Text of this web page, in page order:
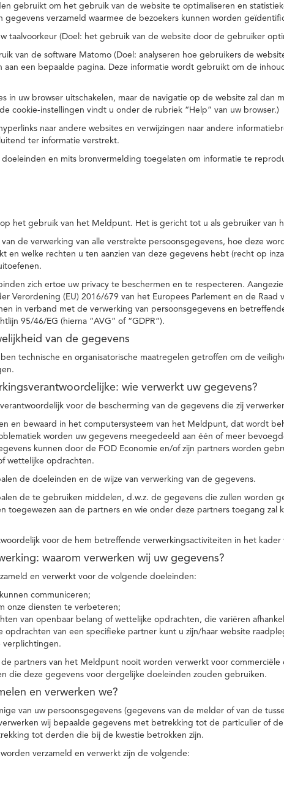
gebruikt om het gebruik van de website te optimaliseren en
gegevens verzameld waarmee de bezoekers kunnen worden
taalvoorkeur (Doel: het gebruik van de website door de gebruiker
van de software Matomo (Doel: analyseren hoe gebruikers de
aan een bepaalde pagina. Deze informatie wordt gebruikt om de
in uw browser uitschakelen, maar de navigatie op de website zal dan
cookie-instellingen vindt u onder de rubriek “Help” van uw browser.)
naar andere websites en verwijzingen naar andere
ter informatie verstrekt.
en mits bronvermelding toegelaten om informatie te
het gebruik van het Meldpunt. Het is gericht tot u als gebruiker van
de verwerking van alle verstrekte persoonsgegevens, hoe deze
en welke rechten u ten aanzien van deze gegevens hebt (recht op
zich ertoe uw privacy te beschermen en te respecteren.
Verordening (EU) 2016/679 van het Europees Parlement en de Raad
in verband met de verwerking van persoonsgegevens en
95/46/EG (hierna “AVG” of “GDPR”).
van de gegevens
technische en organisatorische maatregelen getroffen om de
wie verwerkt uw gegevens?
voor de bescherming van de gegevens die zij
en bewaard in het computersysteem van het Meldpunt, dat wordt
worden uw gegevens meegedeeld aan één of meer
kunnen door de FOD Economie en/of zijn partners worden
wettelijke opdrachten.
de doeleinden en de wijze van verwerking van de gegevens.
de te gebruiken middelen, d.w.z. de gegevens die zullen worden
toegewezen aan de partners en wie onder deze partners toegang zal
voor de hem betreffende verwerkingsactiviteiten in het kader
waarom verwerken wij uw gegevens?
en verwerkt voor de volgende doeleinden:
communiceren;
onze diensten te verbeteren;
van openbaar belang of wettelijke opdrachten, die variëren
opdrachten van een specifieke partner kunt u zijn/haar website
verplichtingen.
partners van het Meldpunt nooit worden verwerkt voor
die deze gegevens voor dergelijke doeleinden zouden gebruiken.
en verwerken we?
van uw persoonsgegevens (gegevens van de melder of van de
wij bepaalde gegevens met betrekking tot de particulier of
tot derden die bij de kwestie betrokken zijn.
verzameld en verwerkt zijn de volgende: